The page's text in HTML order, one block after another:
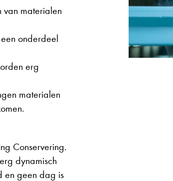
van materialen
onderdeel
erg
materialen
Conservering.
dynamisch
en geen dag is